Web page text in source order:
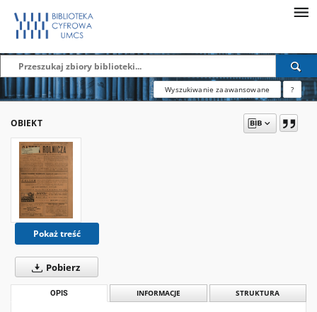
Wyszukiwanie zaawansowane ?
OBIEKT
Pokaż treść
Pobierz
OPIS INFORMACJE STRUKTURA